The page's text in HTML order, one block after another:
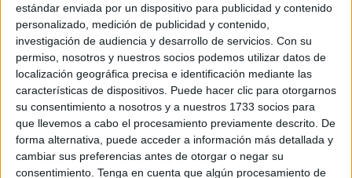
estándar enviada por un dispositivo para publicidad y contenido
personalizado, medición de publicidad y contenido,
investigación de audiencia y desarrollo de servicios. Con su
permiso, nosotros y nuestros socios podemos utilizar datos de
localización geográfica precisa e identificación mediante las
características de dispositivos. Puede hacer clic para otorgarnos
su consentimiento a nosotros y a nuestros 1733 socios para
que llevemos a cabo el procesamiento previamente descrito. De
forma alternativa, puede acceder a información más detallada y
cambiar sus preferencias antes de otorgar o negar su
consentimiento. Tenga en cuenta que algún procesamiento de